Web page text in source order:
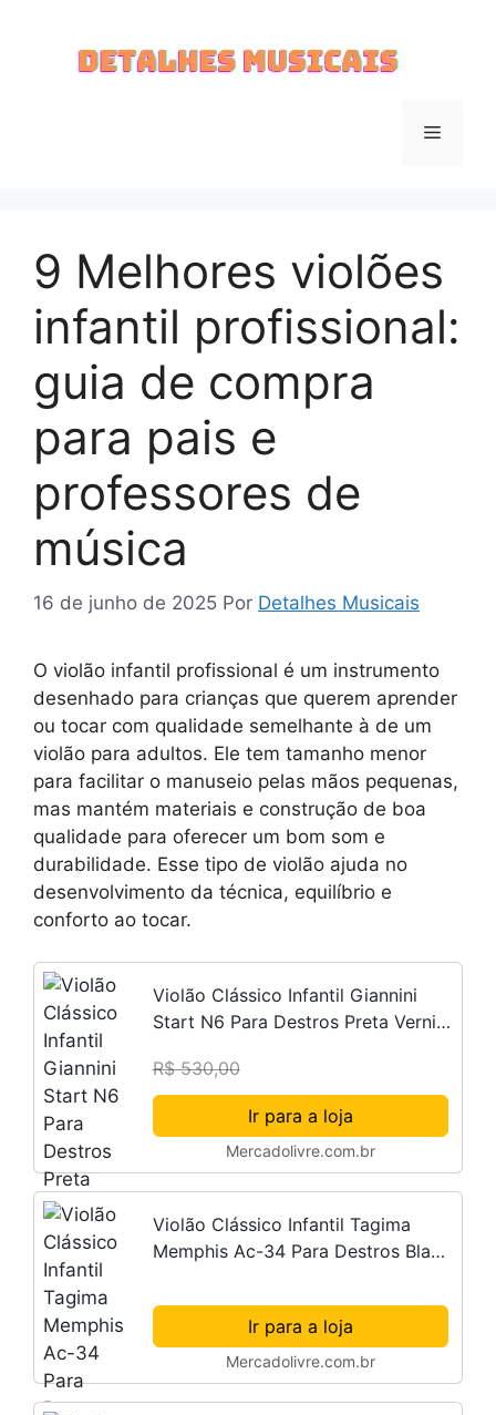
Menu
9 Melhores violões
infantil profissional:
guia de compra
para pais e
professores de
música
16 de junho de 2025 Por Detalhes Musicais
O violão infantil profissional é um instrumento
desenhado para crianças que querem aprender
ou tocar com qualidade semelhante à de um
violão para adultos. Ele tem tamanho menor
para facilitar o manuseio pelas mãos pequenas,
mas mantém materiais e construção de boa
qualidade para oferecer um bom som e
durabilidade. Esse tipo de violão ajuda no
desenvolvimento da técnica, equilíbrio e
conforto ao tocar.
Violão Clássico Infantil Giannini
Start N6 Para Destros Preta Verniz
R$ 530,00
Ir para a loja
Mercadolivre.com.br
Violão Clássico Infantil Tagima
Memphis Ac-34 Para Destros Black
Ir para a loja
Mercadolivre.com.br